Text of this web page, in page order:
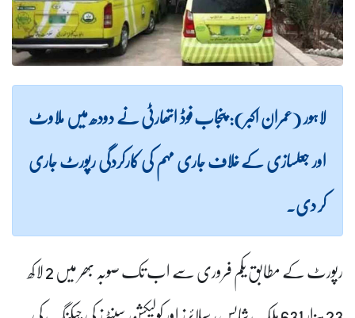
لاہور (عمران اکبر): پنجاب فوڈ اتھارٹی نے دودھ میں ملاوٹ
اور جعلسازی کے خلاف جاری مہم کی کارکردگی رپورٹ جاری
کر دی۔
رپورٹ کے مطابق یکم فروری سے اب تک صوبہ بھر میں 2 لاکھ